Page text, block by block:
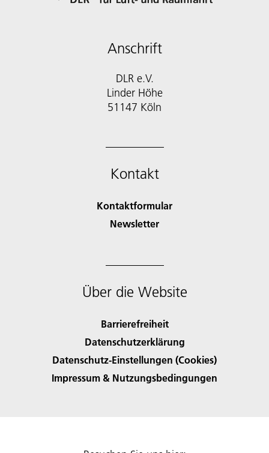
Anschrift
DLR e.V.
Linder Höhe
51147 Köln
Kontakt
Kontaktformular
Newsletter
Über die Website
Barrierefreiheit
Datenschutzerklärung
Datenschutz-Einstellungen (Cookies)
Impressum & Nutzungsbedingungen